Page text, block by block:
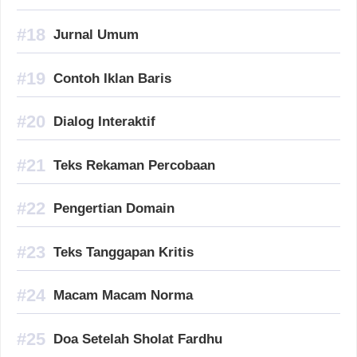
Jurnal Umum
Contoh Iklan Baris
Dialog Interaktif
Teks Rekaman Percobaan
Pengertian Domain
Teks Tanggapan Kritis
Macam Macam Norma
Doa Setelah Sholat Fardhu